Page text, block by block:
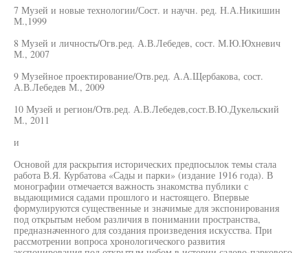
7 Музей и новые технологии/Сост. и научн. ред. Н.А.Никишин
М.,1999
8 Музей и личность/Огв.ред. А.В.Лебедев, сост. М.Ю.Юхневич
М., 2007
9 Музейное проектирование/Отв.ред. А.А.Щербакова, сост.
А.В.Лебедев М., 2009
10 Музей и регион/Отв.ред. А.В.Лебедев,сост.В.Ю.Дукельский
М., 2011
и
Основой для раскрытия исторических предпосылок темы стала
работа В.Я. Курбатова «Сады и парки» (издание 1916 года). В
монографии отмечается важность знакомства публики с
выдающимися садами прошлого и настоящего. Впервые
формулируются существенные и значимые для экспонирования
под открытым небом различия в понимании пространства,
предназначенного для создания произведения искусства. При
рассмотрении вопроса хронологического развития